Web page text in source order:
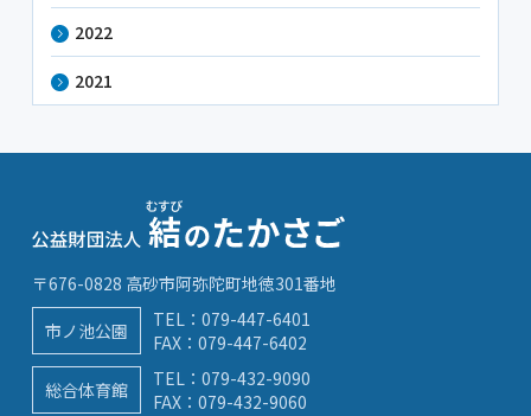
2022
2021
〒676-0828 高砂市阿弥陀町地徳301番地
市ノ池公園
TEL： 079-447-6401
FAX：079-447-6402
総合体育館
TEL： 079-432-9090
FAX：079-432-9060